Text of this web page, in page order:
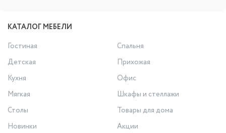
КАТАЛОГ МЕБЕЛИ
Гостиная
Спальня
Детская
Прихожая
Кухня
Офис
Мягкая
Шкафы и стеллажи
Столы
Товары для дома
Новинки
Акции